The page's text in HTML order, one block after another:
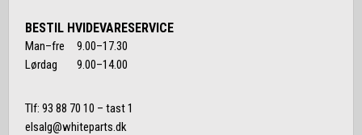
BESTIL HVIDEVARESERVICE
Man–fre 9.00–17.30
Lørdag 9.00–14.00
Tlf: 93 88 70 10 – tast 1
elsalg@whiteparts.dk